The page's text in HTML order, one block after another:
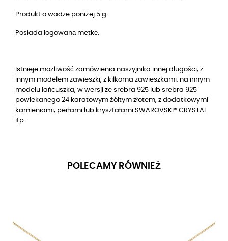
Produkt o wadze poniżej 5 g.
Posiada logowaną metkę.
Istnieje możliwość zamówienia naszyjnika innej długości, z
innym modelem zawieszki, z kilkoma zawieszkami, na innym
modelu łańcuszka, w wersji ze srebra 925 lub srebra 925
powlekanego 24 karatowym żółtym złotem, z dodatkowymi
kamieniami, perłami lub kryształami SWAROVSKI® CRYSTAL
itp.
POLECAMY RÓWNIEŻ